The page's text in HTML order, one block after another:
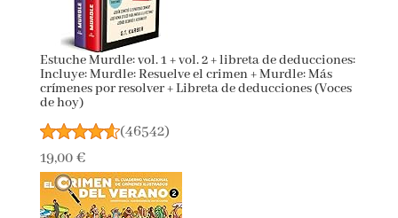
Estuche Murdle: vol. 1 + vol. 2 + libreta de
deducciones: Incluye: Murdle: Resuelve el crimen +
Murdle: Más crímenes por resolver + Libreta de
deducciones (Voces de hoy)